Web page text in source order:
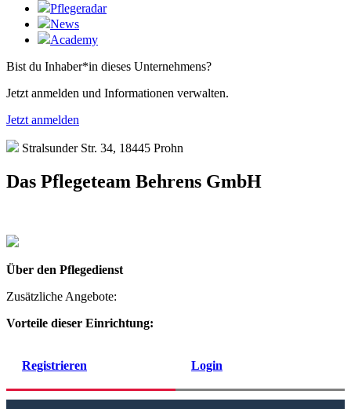
Pflegeradar
News
Academy
Bist du Inhaber*in dieses Unternehmens?
Jetzt anmelden und Informationen verwalten.
Jetzt anmelden
Stralsunder Str. 34, 18445 Prohn
Das Pflegeteam Behrens GmbH
Über den Pflegedienst
Zusätzliche Angebote:
Vorteile dieser Einrichtung:
Registrieren Login